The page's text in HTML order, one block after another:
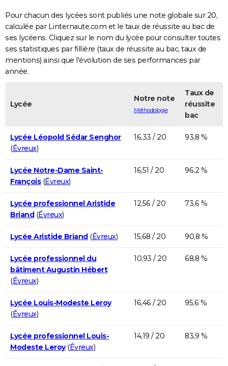
S'inscrire
Se connecter
Lycées
Collèges
Primaires
Universités
Entreprises
Service militaire
Avis de recherche
AVIS DE DÉCÈS
FORUM
Bricolage
Lifestyle
Culture
Sport
Auto
Television
Voyage
Cinema
Pour chacun des lycées sont publiés une note globale sur 20,
calculée par Linternaute.com et le taux de réussite au bac de
ses lycéens. Cliquez sur le nom du lycée pour consulter toutes
ses statistiques par fillière (taux de réussite au bac, taux de
mentions) ainsi que l'évolution de ses performances par
année.
Lycée
Notre note
Méthodologie
Taux de
réussite
bac
Lycée Léopold Sédar Senghor
(Évreux)
16,33 / 20 93,8 %
Lycée Notre-Dame Saint-
François(Évreux)
16,51 / 20 96,2 %
Lycée professionnel Aristide
Briand(Évreux)
12,56 / 20 73,6 %
Lycée Aristide Briand(Évreux) 15,68 / 20 90,8 %
Lycée professionnel du
bâtiment Augustin Hébert
(Évreux)
10,93 / 20 68,8 %
Lycée Louis-Modeste Leroy
(Évreux)
16,46 / 20 95,6 %
Lycée professionnel Louis-
Modeste Leroy(Évreux)
14,19 / 20 83,9 %